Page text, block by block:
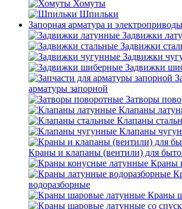
Хомуты
Шпильки
Запорная арматура и электроприводы
Задвижки
Задвижки
Задвижки
Задвижки
арматуры запорной
Затворы
Клапаны
Клапаны
Клапаны
Краны и клапаны (вентили) для
Краны
водоразборные
Краны